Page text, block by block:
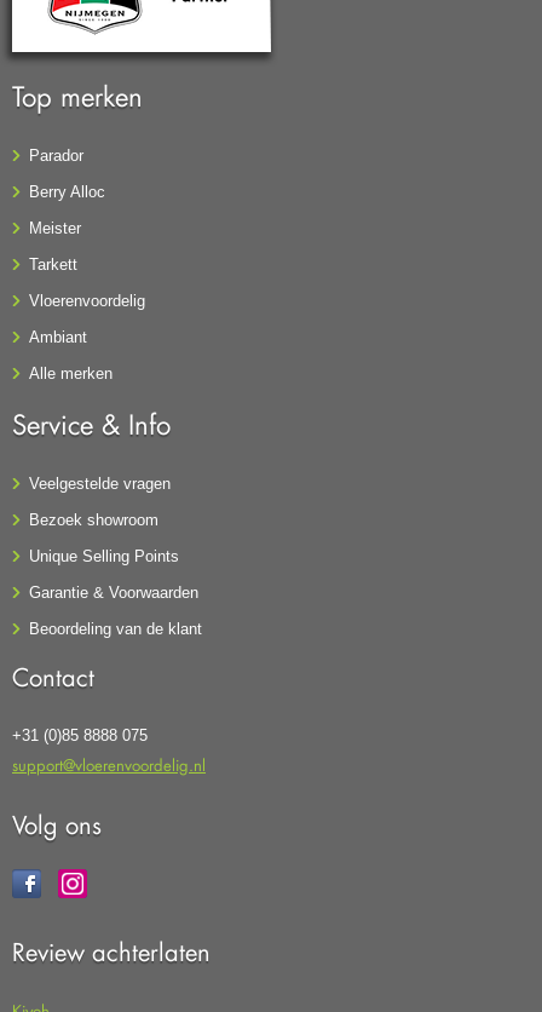
Top merken
Parador
Berry Alloc
Meister
Tarkett
Vloerenvoordelig
Ambiant
Alle merken
Service & Info
Veelgestelde vragen
Bezoek showroom
Unique Selling Points
Garantie & Voorwaarden
Beoordeling van de klant
Contact
+31 (0)85 8888 075
support@vloerenvoordelig.nl
Volg ons
Review achterlaten